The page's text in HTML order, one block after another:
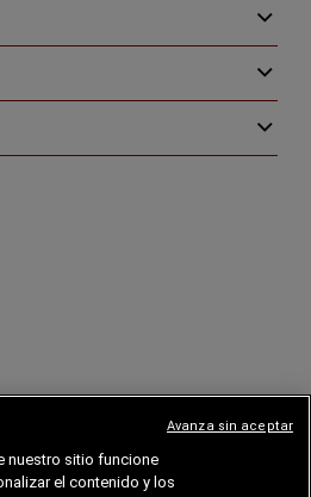
nuestro sitio funcione
el contenido y los
Avanza sin aceptar